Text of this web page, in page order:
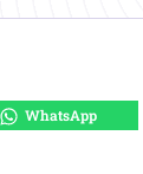
WhatsApp